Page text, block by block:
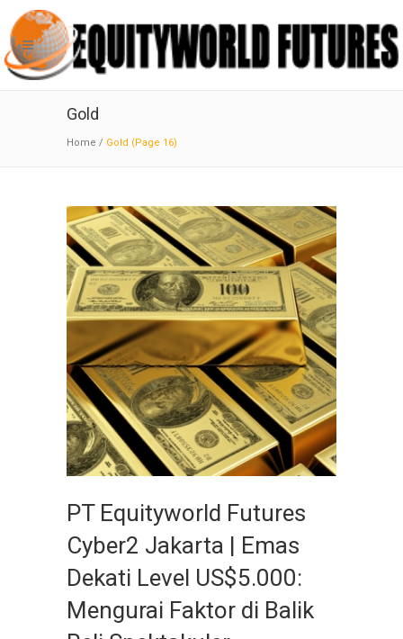
Gold
Home / Gold (Page 16)
PT Equityworld Futures
Cyber2 Jakarta | Emas
Dekati Level US$5.000:
Mengurai Faktor di Balik